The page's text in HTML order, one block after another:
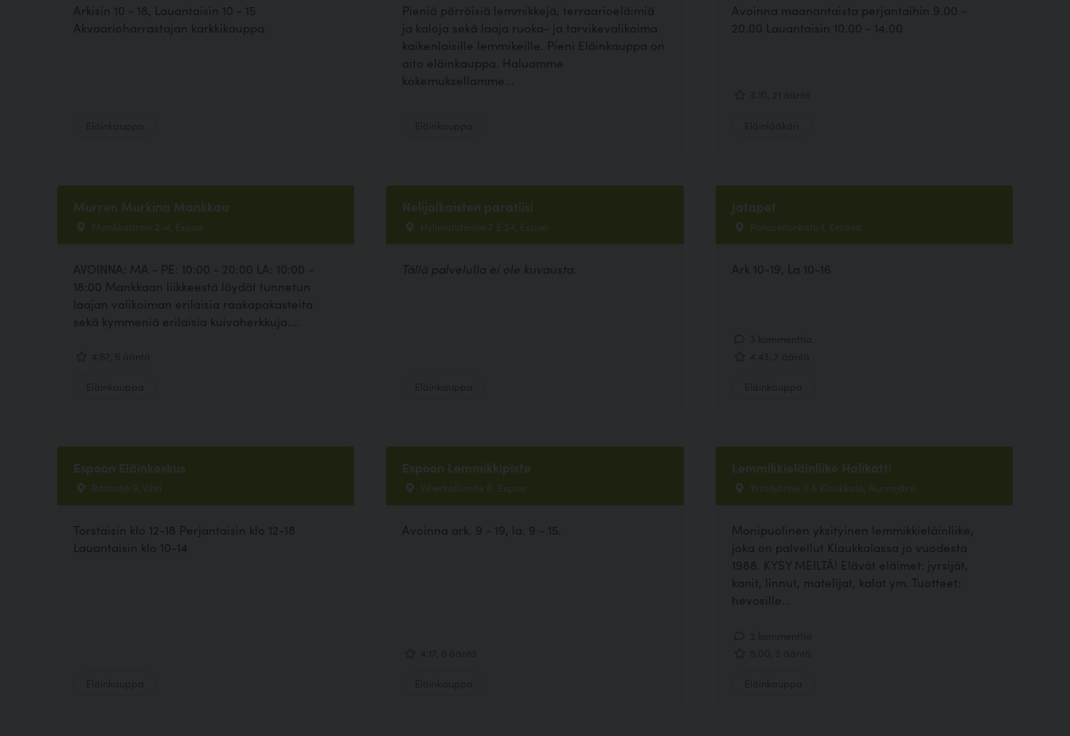
Arkisin 10 - 18, Lauantaisin 10 - 15
Akvaarioharrastajan karkkikauppa.
Pieniä pörröisiä lemmikkejä, terraarioeläimiä
ja kaloja sekä laaja ruoka- ja tarvikevalikoima
kaikenlaisille lemmikeille. Pieni Eläinkauppa on
aito eläinkauppa. Haluamme
kokemuksellamme...
Avoinna maanantaista perjantaihin 9.00 -
20.00 Lauantaisin 10.00 - 14.00
Murren Murkina Mankkaa
Mankkaantie 2-4, Espoo
AVOINNA: MA - PE: 10:00 - 20:00 LA: 10:00 -
18:00 Mankkaan liikkeestä löydät tunnetun
laajan valikoiman erilaisia raakapakasteita
sekä kymmeniä erilaisia kuivaherkkuja....
Nelijalkaisten paratiisi
Hyljelahdentie 7 E 24, Espoo
Tällä palvelulla ei ole kuvausta.
Jatapet
Palopellonkatu 1, Kerava
Ark 10-19, La 10-16
Espoon Eläinkeskus
Ratastie 9, Vihti
Torstaisin klo 12-18 Perjantaisin klo 12-18
Lauantaisin klo 10-14
Espoon Lemmikkipiste
Viherkalliontie 8, Espoo
Avoinna ark. 9 - 19, la. 9 - 15.
Lemmikkieläinliike Halikatti
Yrittäjäntie 3 A Klaukkala, Nurmijärvi
Monipuolinen yksityinen lemmikkieläinliike,
joka on palvellut Klaukkalassa jo vuodesta
1988. KYSY MEILTÄ! Elävät eläimet: jyrsijät,
kanit, linnut, matelijat, kalat ym. Tuotteet:
hevosille...